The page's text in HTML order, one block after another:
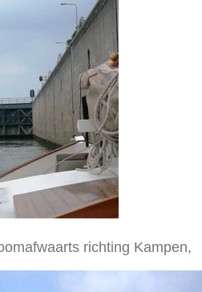
richting Kampen,